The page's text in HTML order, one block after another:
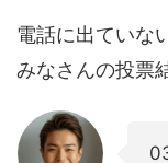
電話に出ていな
みなさんの投票